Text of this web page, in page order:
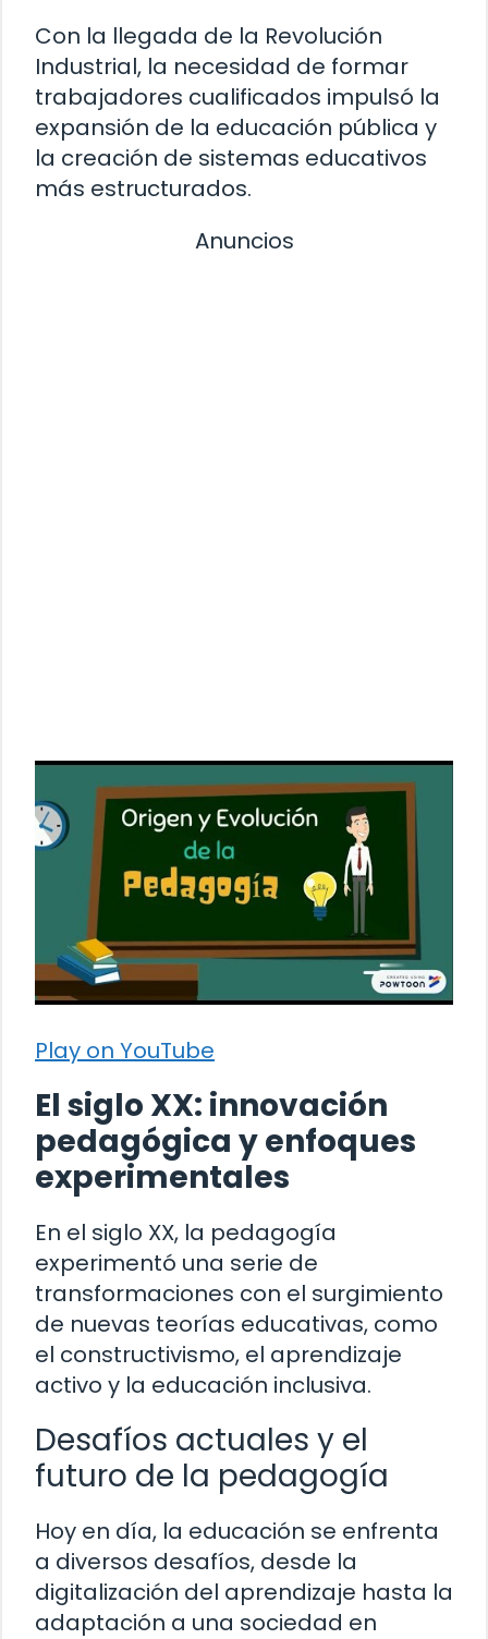
Con la llegada de la Revolución
Industrial, la necesidad de formar
trabajadores cualificados impulsó la
expansión de la educación pública y
la creación de sistemas educativos
más estructurados.
Anuncios
Play on YouTube
El siglo XX: innovación
pedagógica y enfoques
experimentales
En el siglo XX, la pedagogía
experimentó una serie de
transformaciones con el surgimiento
de nuevas teorías educativas, como
el constructivismo, el aprendizaje
activo y la educación inclusiva.
Desafíos actuales y el
futuro de la pedagogía
Hoy en día, la educación se enfrenta
a diversos desafíos, desde la
digitalización del aprendizaje hasta la
adaptación a una sociedad en